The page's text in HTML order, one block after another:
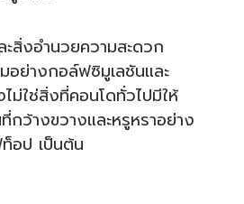
สิ่งอำนวยความสะดวก
อย่างกอล์ฟซิมูเลชันและ
ม่ใช่สิ่งที่คอนโดทั่วไปมีให้
ว้างขวางและหรูหราอย่าง
อป เป็นต้น